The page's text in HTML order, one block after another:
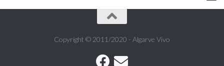
Copyright © 2011/2020 - Algarve Vivo